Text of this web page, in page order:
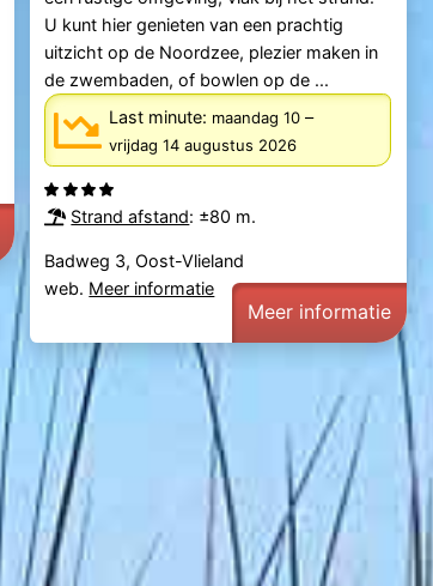
U kunt hier genieten van een prachtig
uitzicht op de Noordzee, plezier maken in
de zwembaden, of bowlen op de ...
Last minute: maandag 10 –
vrijdag 14 augustus 2026
Strand afstand: ±80 m.
Badweg 3, Oost-Vlieland
web. Meer informatie
Meer informatie